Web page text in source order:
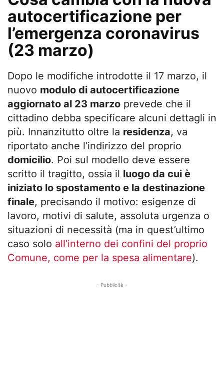
autocertificazione per
l’emergenza coronavirus
(23 marzo)
Dopo le modifiche introdotte il 17 marzo, il
nuovo modulo di autocertificazione
aggiornato al 23 marzo prevede che il
cittadino debba specificare alcuni dettagli in
più. Innanzitutto oltre la residenza, va
riportato anche l’indirizzo del proprio
domicilio. Poi sul modello deve essere
scritto il tragitto, ossia il luogo da cui è
iniziato lo spostamento e la destinazione
finale, precisando il motivo: esigenze di
lavoro, motivi di salute, assoluta urgenza o
situazioni di necessità (ma in quest’ultimo
caso solo all’interno dei confini del proprio
Comune, come per la spesa alimentare).
- Pubblicità -